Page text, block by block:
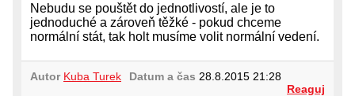
Nebudu se pouštět do jednotlivostí, ale je to
jednoduché a zároveň těžké - pokud chceme
normální stát, tak holt musíme volit normální vedení.
Autor Kuba Turek Datum a čas 28.8.2015 21:28
Reaguj